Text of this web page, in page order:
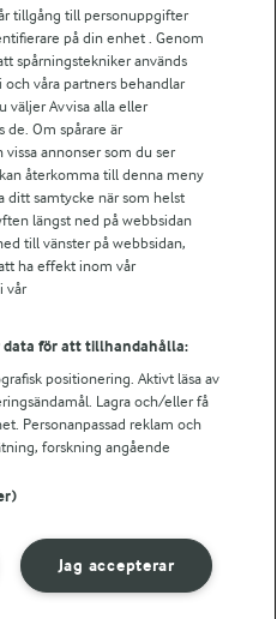
tillgång till personuppgifter
på din enhet . Genom
spårningstekniker används
våra partners behandlar
väljer Avvisa alla eller
de. Om spårare är
annonser som du ser
återkomma till denna meny
ditt samtycke när som helst
längst ned på webbsidan
till vänster på webbsidan,
ha effekt inom vår
vår
data för att tillhandahålla:
positionering. Aktivt läsa av
Lagra och/eller få
Personanpassad reklam och
forskning angående
Jag accepterar